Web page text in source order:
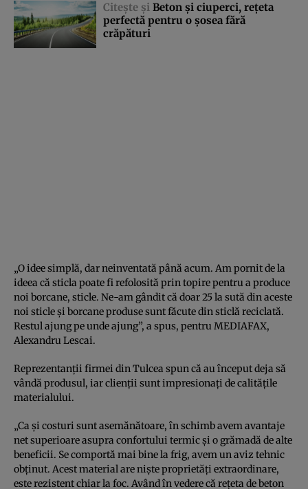
Citeşte şi Beton şi ciuperci, reţeta
perfectă pentru o şosea fără
crăpături
„O idee simplă, dar neinventată până acum. Am pornit de la
ideea că sticla poate fi refolosită prin topire pentru a produce
noi borcane, sticle. Ne-am gândit că doar 25 la sută din aceste
noi sticle şi borcane produse sunt făcute din sticlă reciclată.
Restul ajung pe unde ajung”, a spus, pentru MEDIAFAX,
Alexandru Lescai.
Reprezentanţii firmei din Tulcea spun că au început deja să
vândă produsul, iar clienţii sunt impresionaţi de calităţile
materialului.
„Ca şi costuri sunt asemănătoare, în schimb avem avantaje
net superioare asupra confortului termic şi o grămadă de alte
beneficii. Se comportă mai bine la frig, avem un aviz tehnic
obţinut. Acest material are nişte proprietăţi extraordinare,
este rezistent chiar la foc. Având în vedere că reţeta de beton